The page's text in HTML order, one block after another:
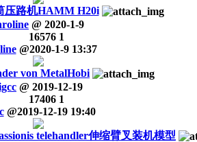
压路机HAMM H20i
@ 2020-1-9
16576 1
@2020-1-9 13:37
von MetalHobi
@ 2019-12-19
17406 1
@2019-12-19 19:40
telehandler伸缩臂叉装机模型